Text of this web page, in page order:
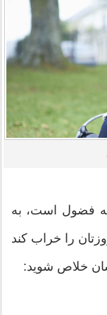
فضول است، به
را خراب کند
خلاص شوید: